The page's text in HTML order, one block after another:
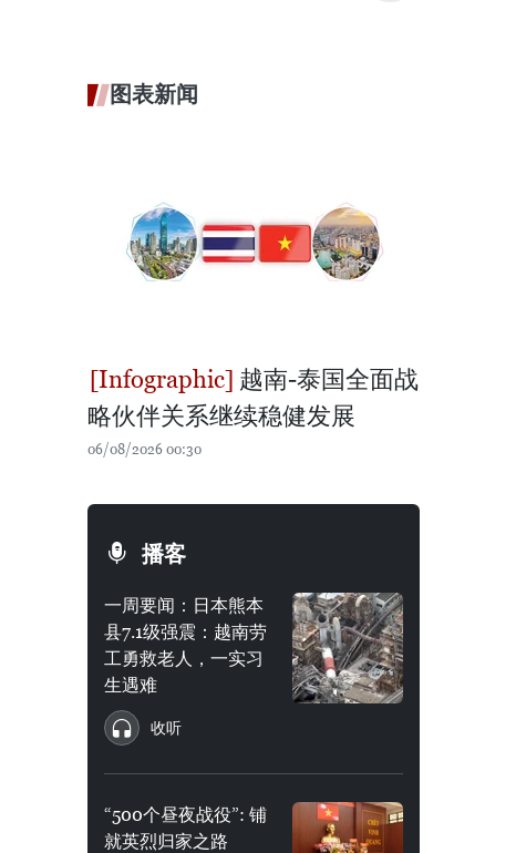
图表新闻
越南-泰国全面战
略伙伴关系继续稳健发展
06/08/2026 00:30
播客
一周要闻：日本熊本
县7.1级强震：越南劳
工勇救老人，一实习
生遇难
收听
“500个昼夜战役”: 铺
就英烈归家之路